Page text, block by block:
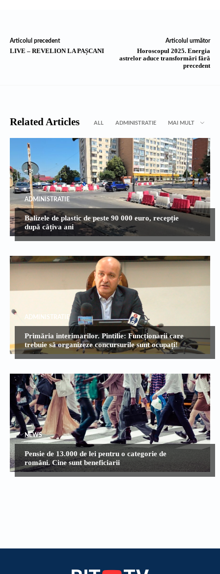
Articolul precedent
LIVE – REVELION LA PAȘCANI
Articolul următor
Horoscopul 2025. Energia
astrelor aduce transformări fără
precedent
Related Articles ALL ADMINISTRATIE MAI MULT
ADMINISTRATIE
Balizele de plastic de peste 90 000 euro, recepție
după câțiva ani
ADMINISTRATIE
Primăria interimarilor. Pintilie: Funcționarii care
trebuie să organizeze concursurile sunt ocupați!
NEWS
Pensie de 13.000 de lei pentru o categorie de
români. Cine sunt beneficiarii